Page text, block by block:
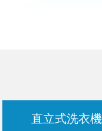
直立式洗衣機